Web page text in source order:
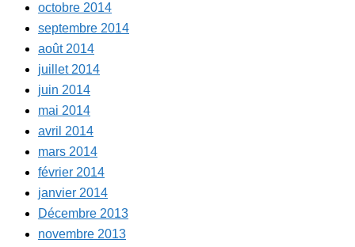
octobre 2014
septembre 2014
août 2014
juillet 2014
juin 2014
mai 2014
avril 2014
mars 2014
février 2014
janvier 2014
Décembre 2013
novembre 2013